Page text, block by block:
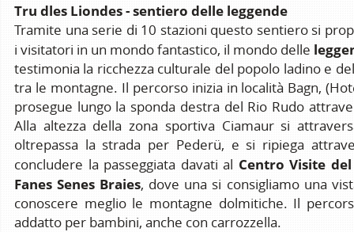
Tru dles Liondes - sentiero delle leggende
Tramite una serie di 10 stazioni questo sentiero si
i visitatori in un mondo fantastico, il mondo delle
testimonia la ricchezza culturale del popolo ladino e
tra le montagne. Il percorso inizia in località Bagn,
prosegue lungo la sponda destra del Rio Rudo
Alla altezza della zona sportiva Ciamaur si
oltrepassa la strada per Pederü, e si ripiega
concludere la passeggiata davati al Centro Visite
Fanes Senes Braies, dove una si consigliamo una
conoscere meglio le montagne dolmitiche. Il
addatto per bambini, anche con carrozzella.